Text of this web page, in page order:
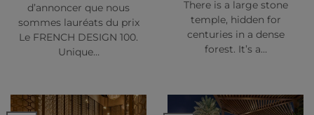
d’annoncer que nous
sommes lauréats du prix
Le FRENCH DESIGN 100.
Unique…
There is a large stone
temple, hidden for
centuries in a dense
forest. It’s a…